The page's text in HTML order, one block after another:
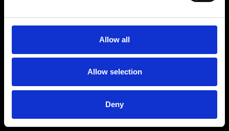
Allow all
Allow selection
Deny